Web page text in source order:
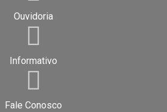
Ouvidoria
Informativo
Fale Conosco